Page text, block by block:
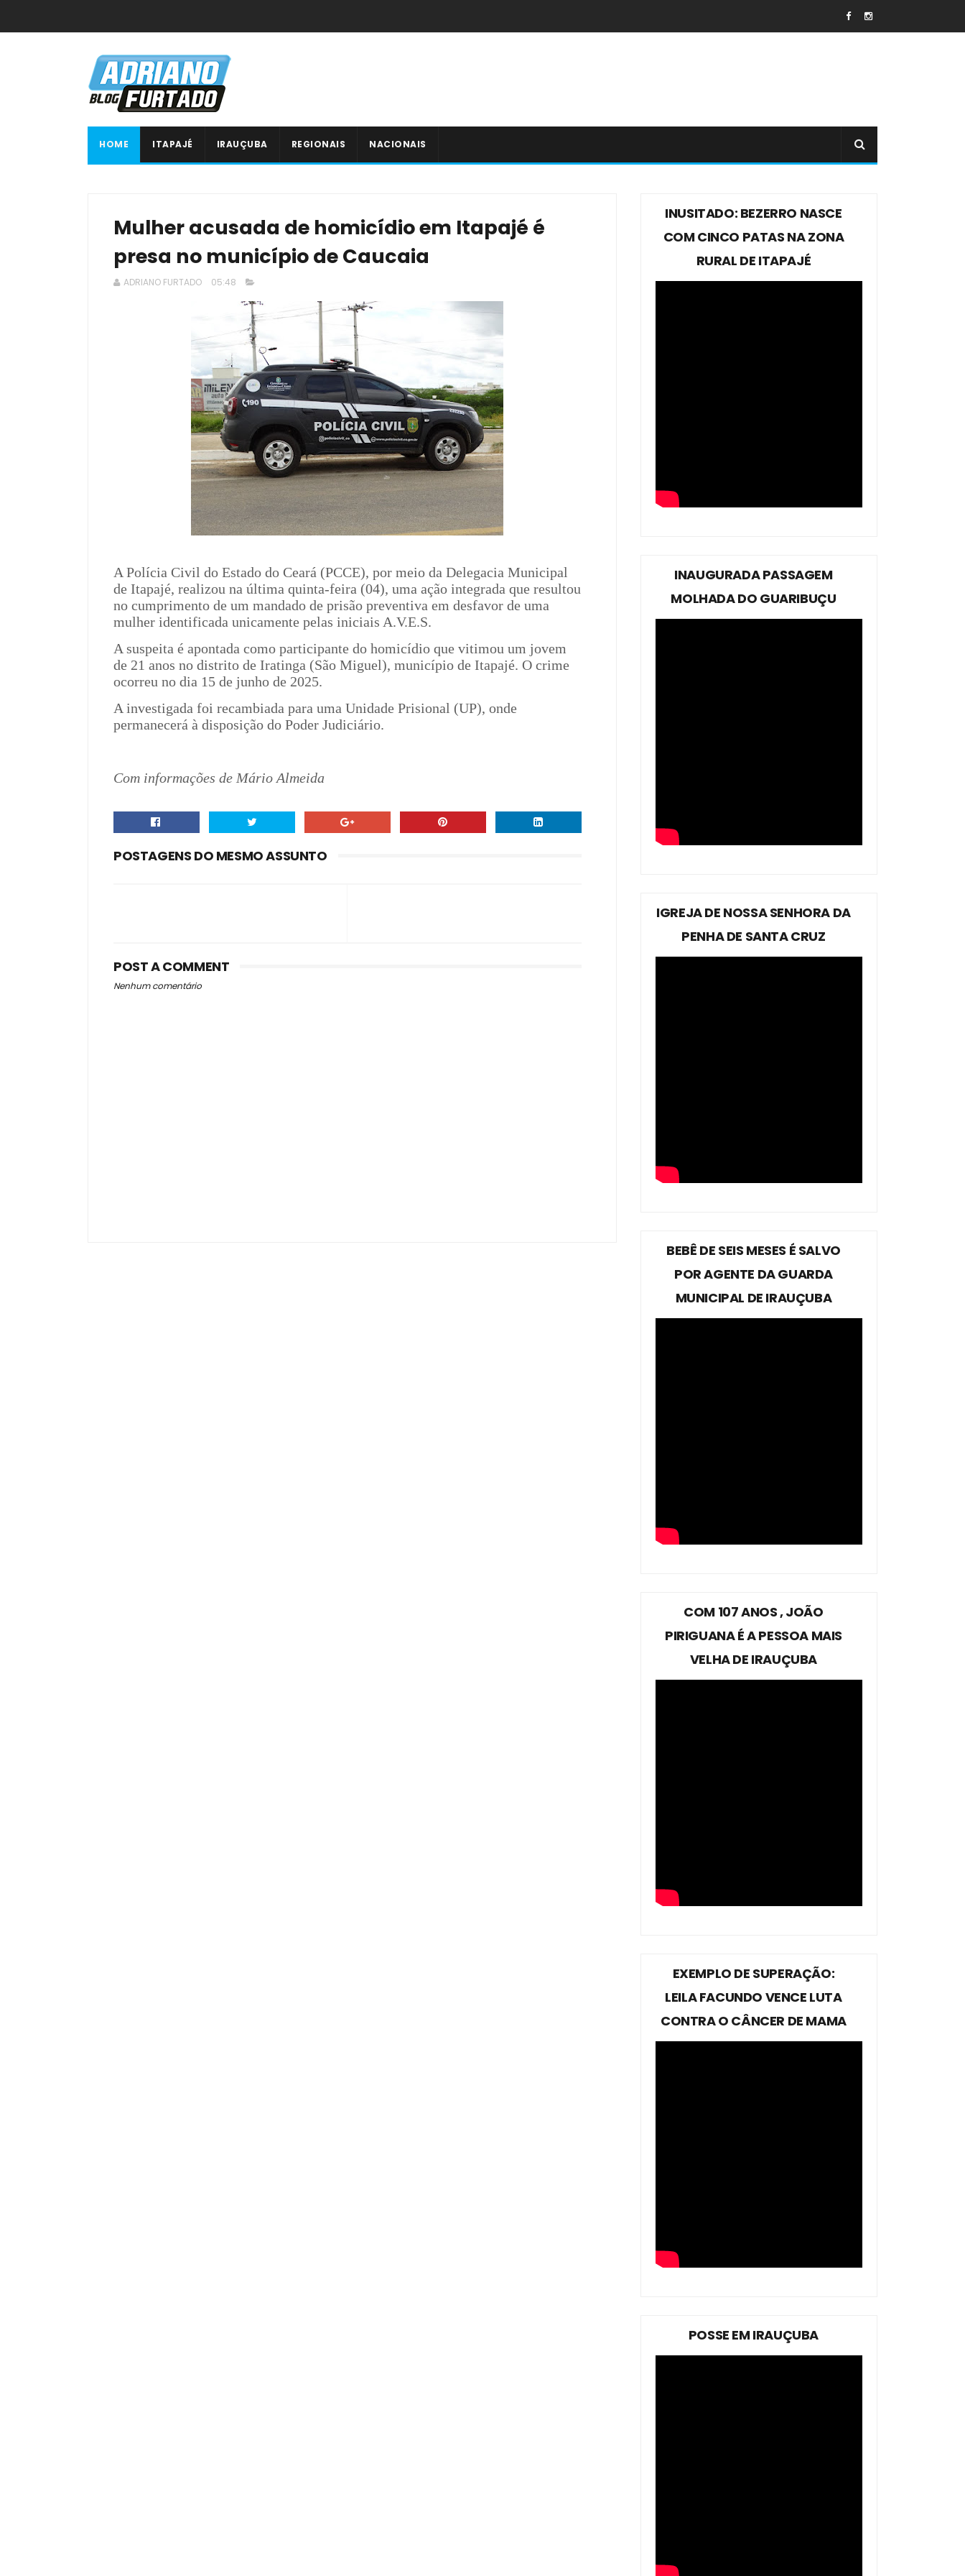
HOME ITAPAJÉ IRAUÇUBA REGIONAIS NACIONAIS
Mulher acusada de homicídio em Itapajé é
presa no município de Caucaia
ADRIANO FURTADO 05:48
A Polícia Civil do Estado do Ceará (PCCE), por meio da Delegacia Municipal
de Itapajé, realizou na última quinta-feira (04), uma ação integrada que resultou
no cumprimento de um mandado de prisão preventiva em desfavor de uma
mulher identificada unicamente pelas iniciais A.V.E.S.
A suspeita é apontada como participante do homicídio que vitimou um jovem
de 21 anos no distrito de Iratinga (São Miguel), município de Itapajé. O crime
ocorreu no dia 15 de junho de 2025.
A investigada foi recambiada para uma Unidade Prisional (UP), onde
permanecerá à disposição do Poder Judiciário.
Com informações de Mário Almeida
POSTAGENS DO MESMO ASSUNTO
POST A COMMENT
Nenhum comentário
INUSITADO: BEZERRO NASCE
COM CINCO PATAS NA ZONA
RURAL DE ITAPAJÉ
INAUGURADA PASSAGEM
MOLHADA DO GUARIBUÇU
IGREJA DE NOSSA SENHORA DA
PENHA DE SANTA CRUZ
BEBÊ DE SEIS MESES É SALVO
POR AGENTE DA GUARDA
MUNICIPAL DE IRAUÇUBA
COM 107 ANOS , JOÃO
PIRIGUANA É A PESSOA MAIS
VELHA DE IRAUÇUBA
EXEMPLO DE SUPERAÇÃO:
LEILA FACUNDO VENCE LUTA
CONTRA O CÂNCER DE MAMA
POSSE EM IRAUÇUBA